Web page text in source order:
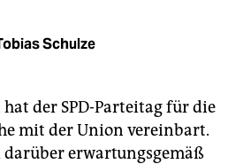
Schulze
der SPD-Parteitag für die
mit der Union vereinbart.
darüber erwartungsgemäß